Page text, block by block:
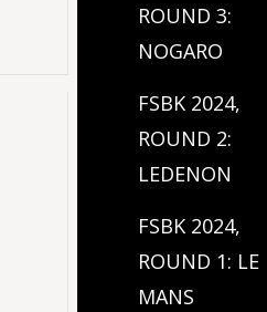
ROUND 3:
NOGARO
FSBK 2024,
ROUND 2:
LEDENON
FSBK 2024,
ROUND 1: LE
MANS